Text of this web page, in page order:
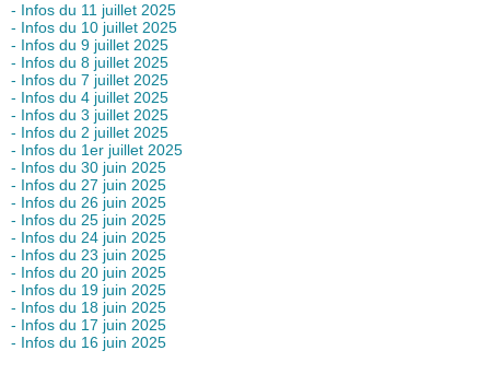
- Infos du 11 juillet 2025
- Infos du 10 juillet 2025
- Infos du 9 juillet 2025
- Infos du 8 juillet 2025
- Infos du 7 juillet 2025
- Infos du 4 juillet 2025
- Infos du 3 juillet 2025
- Infos du 2 juillet 2025
- Infos du 1er juillet 2025
- Infos du 30 juin 2025
- Infos du 27 juin 2025
- Infos du 26 juin 2025
- Infos du 25 juin 2025
- Infos du 24 juin 2025
- Infos du 23 juin 2025
- Infos du 20 juin 2025
- Infos du 19 juin 2025
- Infos du 18 juin 2025
- Infos du 17 juin 2025
- Infos du 16 juin 2025